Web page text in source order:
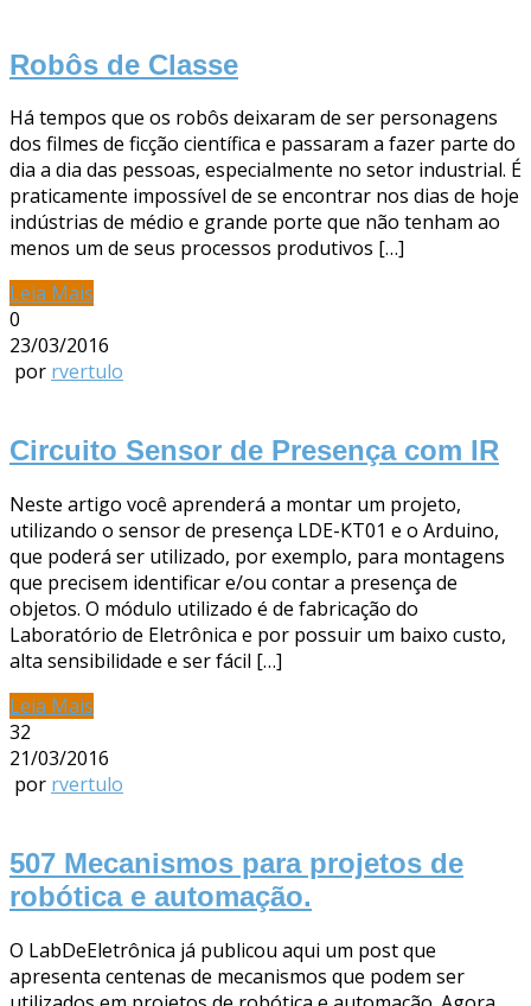
Robôs de Classe
Há tempos que os robôs deixaram de ser personagens
dos filmes de ficção científica e passaram a fazer parte do
dia a dia das pessoas, especialmente no setor industrial. É
praticamente impossível de se encontrar nos dias de hoje
indústrias de médio e grande porte que não tenham ao
menos um de seus processos produtivos […]
Leia Mais
0
23/03/2016
por rvertulo
Circuito Sensor de Presença com IR
Neste artigo você aprenderá a montar um projeto,
utilizando o sensor de presença LDE-KT01 e o Arduino,
que poderá ser utilizado, por exemplo, para montagens
que precisem identificar e/ou contar a presença de
objetos. O módulo utilizado é de fabricação do
Laboratório de Eletrônica e por possuir um baixo custo,
alta sensibilidade e ser fácil […]
Leia Mais
32
21/03/2016
por rvertulo
507 Mecanismos para projetos de
robótica e automação.
O LabDeEletrônica já publicou aqui um post que
apresenta centenas de mecanismos que podem ser